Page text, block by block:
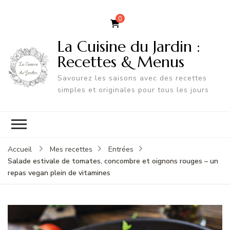
0
La Cuisine du Jardin :
Recettes & Menus
Savourez les saisons avec des recettes
simples et originales pour tous les jours
Accueil Mes recettes
Entrées
Salade estivale de tomates, concombre et oignons rouges – un
repas vegan plein de vitamines